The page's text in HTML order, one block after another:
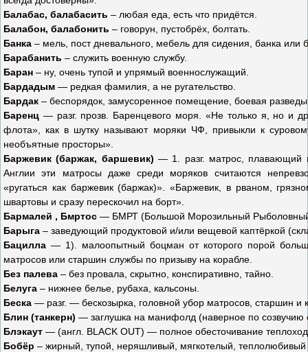
Балабас, балабасить – любая еда, есть что придётся.
Балабон, балабонить – говорун, пустобрёх, болтать.
Банка – мель, пост дневального, мебель для сидения, банка или
Барабанить – служить военную службу.
Баран – ну, очень тупой и упрямый военнослужащий.
Бардадым — редкая фамилия, а не ругательство.
Бардак – беспорядок, замусоренное помещение, боевая
Баренц — разг. прозв. Баренцевого моря. «Не только я, но и
флота», как в шутку называют моряки ЧФ, привыкли к
необъятные просторы».
Баржевик (баржак, баршевик) — 1. разг. матрос, плавающий
Англии эти матросы даже среди моряков считаются
«ругаться как баржевик (баржак)». «Баржевик, в рваном,
швартовы и сразу перескочил на борт».
Бармалей , Бмртос — БМРТ (Большой Морозильный
Барыга – заведующий продуктовой и/или вещевой каптёркой
Бацилла — 1). малоопытный боцман от которого порой
матросов или старшин службы по призыву на корабле.
Без палева – без провала, скрытно, конспиративно, тайно.
Белуга – нижнее белье, рубаха, кальсоны.
Беска — разг. — бескозырка, головной убор матросов, старшин и
Блин (танкерн) — заглушка на манифолд (наверное по созвучию
Блэкаут — (англ. BLACK OUT) — полное обесточивание
Бобёр – жирный, тупой, неряшливый, мягкотелый,